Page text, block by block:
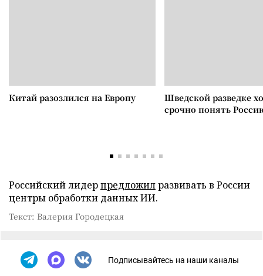
Китай разозлился на Европу
Шведской разведке
срочно понять
Российский лидерпредложилразвивать в России
центры обработки данных ИИ.
Текст: Валерия Городецкая
Подписывайтесь на наши каналы